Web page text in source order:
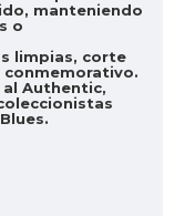
manteniendo
o
limpias, corte
Authentic,